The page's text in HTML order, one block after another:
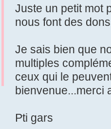
Juste un petit mot
nous font des
Je sais bien que
multiples
ceux qui le
bienvenue...merci
Pti gars